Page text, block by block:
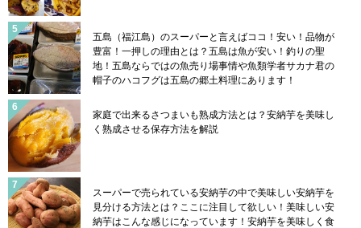
五島（福江島）のスーパーと言えばココ！安い！品物が
豊富！一押しの理由とは？五島は魚が安い！釣りの聖
地！五島ならではの魚売り場事情や魚類学者サカナ君の
帽子のハコフグは五島の郷土料理にあります！
家庭で出来るさつまいも熟成方法とは？安納芋を美味し
く熟成させる保存方法を解説
スーパーで売られている安納芋の中で美味しい安納芋を
見分ける方法とは？ここに注目して欲しい！美味しい安
納芋はこんな感じになっています！安納芋を美味しく食